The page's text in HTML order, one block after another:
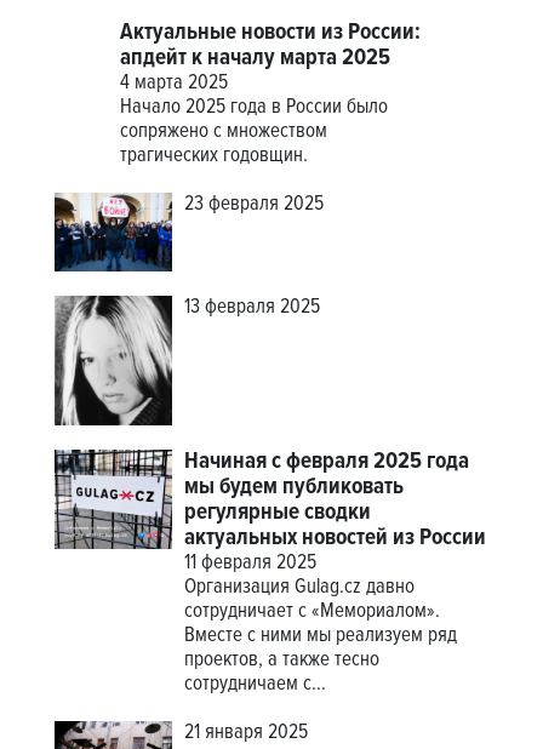
Актуальные новости из России:
апдейт к началу марта 2025
4 марта 2025
Начало 2025 года в России было
сопряжено с множеством
трагических годовщин.
23 февраля 2025
13 февраля 2025
Начиная с февраля 2025 года
мы будем публиковать
регулярные сводки
актуальных новостей из России
11 февраля 2025
Организация Gulag.cz давно
сотрудничает с «Мемориалом».
Вместе с ними мы реализуем ряд
проектов, а также тесно
сотрудничаем с...
21 января 2025